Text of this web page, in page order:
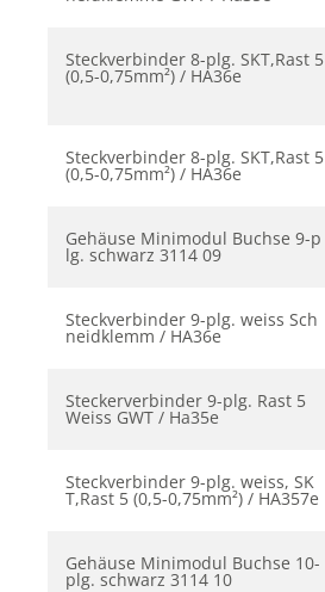
Steckverbinder 8-plg. SKT,Rast 5
(0,5-0,75mm²) / HA36e
Steckverbinder 8-plg. SKT,Rast 5
(0,5-0,75mm²) / HA36e
Gehäuse Minimodul Buchse 9-p
lg. schwarz 3114 09
Steckverbinder 9-plg. weiss Sch
neidklemm / HA36e
Steckerverbinder 9-plg. Rast 5
Weiss GWT / Ha35e
Steckverbinder 9-plg. weiss, SK
T,Rast 5 (0,5-0,75mm²) / HA357e
Gehäuse Minimodul Buchse 10-
plg. schwarz 3114 10